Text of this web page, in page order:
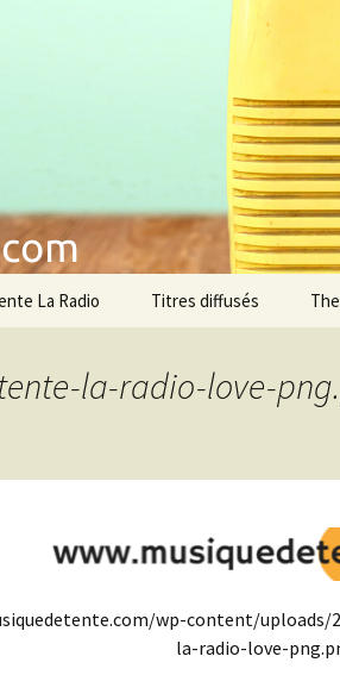
La Radio Titres diffusés
la-radio-love-
wp-content/uploads/
la-radio-love-